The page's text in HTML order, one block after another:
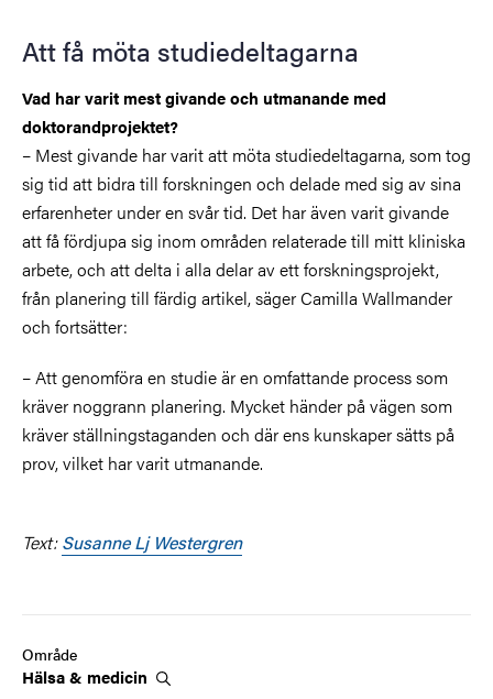
Att få möta studiedeltagarna
Vad har varit mest givande och utmanande med
doktorandprojektet?
– Mest givande har varit att möta studiedeltagarna, som tog
sig tid att bidra till forskningen och delade med sig av sina
erfarenheter under en svår tid. Det har även varit givande
att få fördjupa sig inom områden relaterade till mitt kliniska
arbete, och att delta i alla delar av ett forskningsprojekt,
från planering till färdig artikel, säger Camilla Wallmander
och fortsätter:
– Att genomföra en studie är en omfattande process som
kräver noggrann planering. Mycket händer på vägen som
kräver ställningstaganden och där ens kunskaper sätts på
prov, vilket har varit utmanande.
Text:Susanne Lj Westergren
Område
Hälsa & medicin